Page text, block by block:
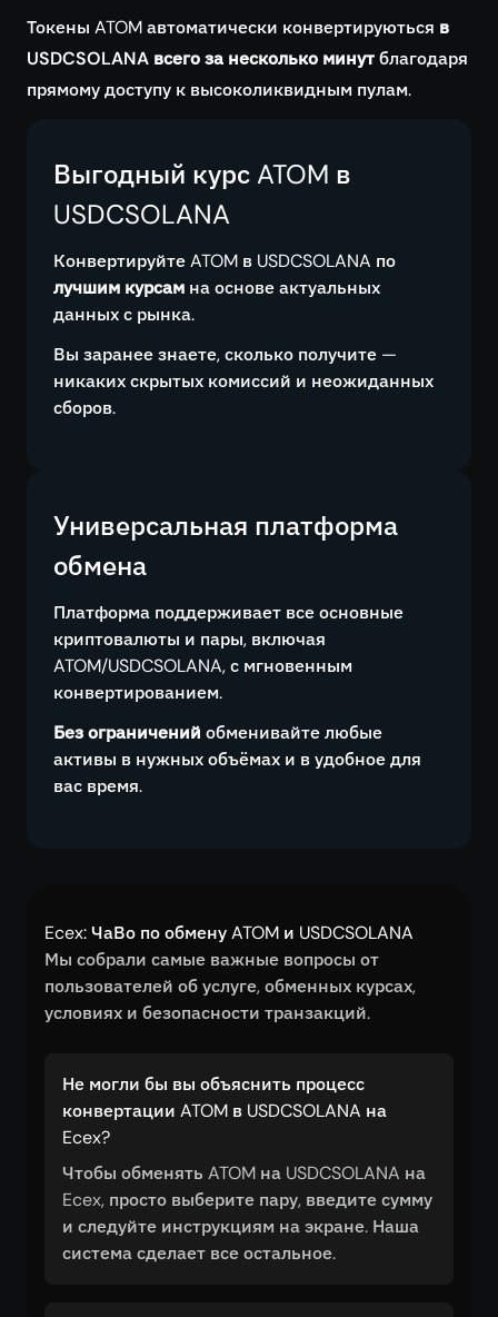
Токены ATOM автоматически конвертируються в
USDCSOLANA всего за несколько минутблагодаря
прямому доступу к высоколиквидным пулам.
Выгодный курс ATOM в
USDCSOLANA
Конвертируйте ATOM в USDCSOLANA по
лучшим курсам на основе актуальных
данных с рынка.
Вы заранее знаете, сколько получите —
никаких скрытых комиссий и неожиданных
сборов.
Универсальная платформа
обмена
Платформа поддерживает все основные
криптовалюты и пары, включая
ATOM/USDCSOLANA, с мгновенным
конвертированием.
Без ограничений обменивайте любые
активы в нужных объёмах и в удобное для
вас время.
Ecex: ЧаВо по обмену ATOM и USDCSOLANA
Мы собрали самые важные вопросы от
пользователей об услуге, обменных курсах,
условиях и безопасности транзакций.
Не могли бы вы объяснить процесс
конвертации ATOM в USDCSOLANA на
Ecex?
Чтобы обменять ATOM на USDCSOLANA на
Ecex, просто выберите пару, введите сумму
и следуйте инструкциям на экране. Наша
система сделает все остальное.